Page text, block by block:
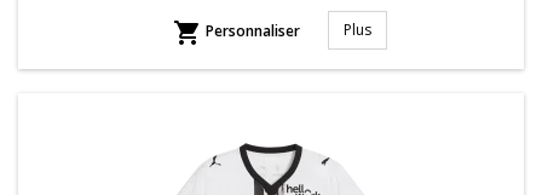
 Personnaliser Plus